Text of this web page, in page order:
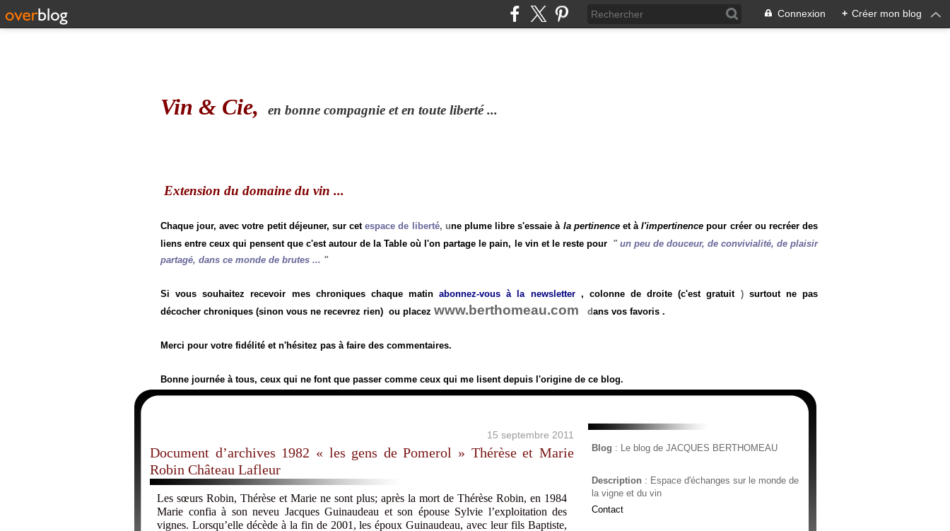
Connexion + Créer mon blog
Vin & Cie, en bonne compagnie et en toute liberté ...
Extension du domaine du vin ...
Chaque jour, avec votre petit déjeuner, sur cetespace de liberté, une plume libre s'essaie à la pertinenceet àl'impertinence pour créer ou recréer des
liens entre ceux qui pensent que c'est autour de la Table où l'on partage le pain, le vin et le reste pour "un peu de douceur, de convivialité, de plaisir
partagé, dans ce monde de brutes ... "
Si vous souhaitez recevoir mes chroniques chaque matinabonnez-vous à la newsletter, colonne de droite (c'est gratuit) surtout ne pas
décocher chroniques (sinon vous ne recevrez rien) ou placez www.berthomeau.com dans vos favoris .
Merci pour votre fidélité et n'hésitez pas à faire des commentaires.
Bonne journée à tous, ceux qui ne font que passer comme ceux qui me lisent depuis l'origine de ce blog.
15 septembre 2011
Document d’archives 1982 « les gens de Pomerol » Thérèse et Marie
Robin Château Lafleur
Les sœurs Robin, Thérèse et Marie ne sont plus; après la mort de Thérèse Robin, en 1984
Marie confia à son neveu Jacques Guinaudeau et son épouse Sylvie l’exploitation des
vignes. Lorsqu’elle décède à la fin de 2001, les époux Guinaudeau, avec leur fils Baptiste,
Blog : Le blog de JACQUES BERTHOMEAU
Description : Espace d'échanges sur le monde de
la vigne et du vin
Contact